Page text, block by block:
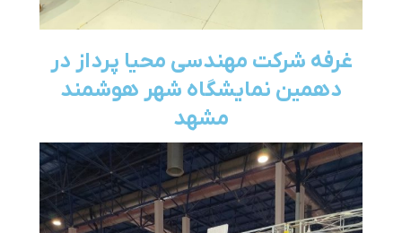
غرفه شرکت مهندسی محیا پرداز در
دهمین نمایشگاه شهر هوشمند
مشهد